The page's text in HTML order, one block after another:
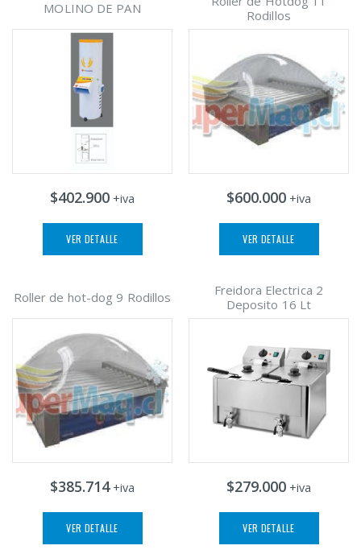
MOLINO DE PAN
$402.900 +iva
VER DETALLE
Rodillos
$600.000 +iva
VER DETALLE
Roller de hot-dog 9 Rodillos
$385.714+iva
VER DETALLE
Freidora Electrica 2
Deposito 16 Lt
$279.000 +iva
VER DETALLE